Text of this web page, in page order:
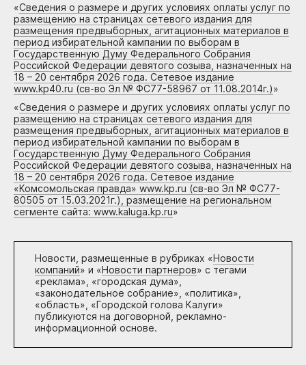
«Сведения о размере и других условиях оплаты услуг по
размещению на страницах сетевого издания для
размещения предвыборных, агитационных материалов в
период избирательной кампании по выборам в
Государственную Думу Федерального Собрания
Российской Федерации девятого созыва, назначенных на
18 – 20 сентября 2026 года. Сетевое издание
www.kp40.ru (св-во Эл № ФС77-58967 от 11.08.2014г.)»
«Сведения о размере и других условиях оплаты услуг по
размещению на страницах сетевого издания для
размещения предвыборных, агитационных материалов в
период избирательной кампании по выборам в
Государственную Думу Федерального Собрания
Российской Федерации девятого созыва, назначенных на
18 – 20 сентября 2026 года. Сетевое издание
«Комсомольская правда» www.kp.ru (св-во Эл № ФС77-
80505 от 15.03.2021г.), размещение на региональном
сегменте сайта: www.kaluga.kp.ru»
Новости, размещенные в рубриках «Новости
компаний» и «Новости партнеров» с тегами
«реклама», «городская дума»,
«законодательное собрание», «политика»,
«область», «Городской голова Калуги»
публикуются на договорной, рекламно-
информационной основе.